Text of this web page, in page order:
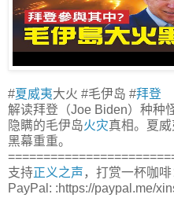
#夏威夷大火 #毛伊岛 #拜登
解读拜登（Joe Biden）种种
隐瞒的毛伊岛火灾真相。夏威
黑幕重重。
支持正义之声，打赏一杯咖啡
PayPal: :https://paypal.me/